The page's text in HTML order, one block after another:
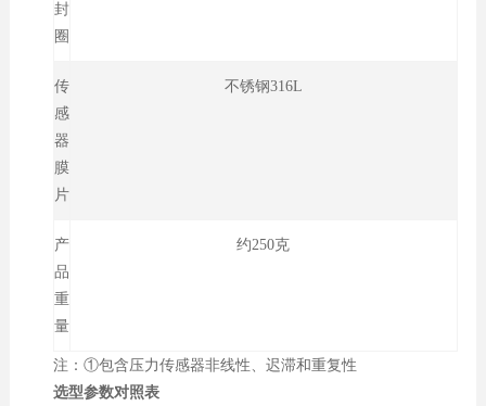
封
圈
传
感
器
膜
片
不锈钢316L
产
品
重
量
约250克
注：①包含压力传感器非线性、迟滞和重复性
选型参数对照表